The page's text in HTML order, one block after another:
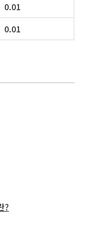
0.01
0.01
?